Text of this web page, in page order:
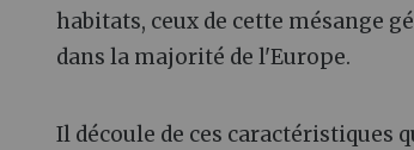
habitats, ceux de cette mésange
dans la majorité de l'Europe.
Il découle de ces caractéristiques